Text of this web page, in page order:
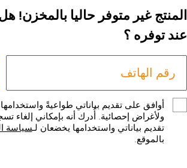
المنتج غير متوفر حاليا بالمخزن!
عند توفره ؟
أوافق على تقديم بياناتي طواعيةً
ولأغراض إحصائية. أُدرك أنه بإمكاني إلغاء
تقديم بياناتي واستخدامها يخضعان لـسياسة
بالموقع.